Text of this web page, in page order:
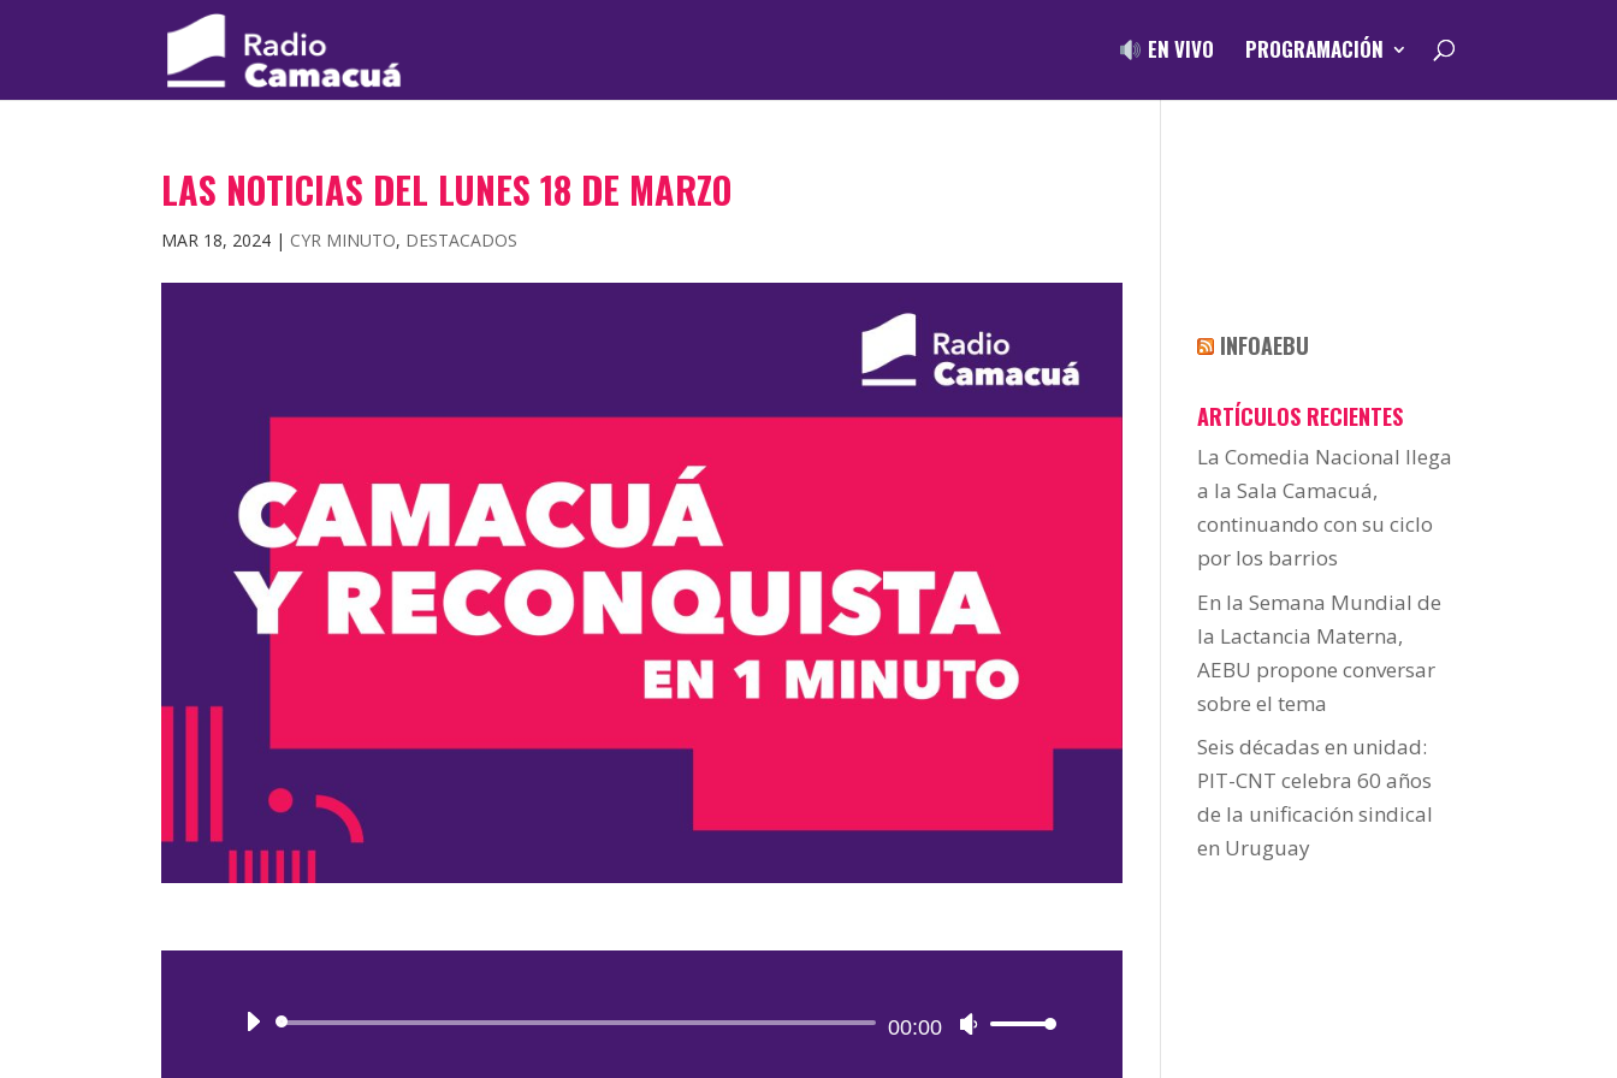
EN VIVO PROGRAMACIÓN
LAS NOTICIAS DEL LUNES 18 DE MARZO
MAR 18, 2024 | CYR MINUTO, DESTACADOS
Reproductor
00:00
Utiliza
INFOAEBU
ARTÍCULOS RECIENTES
La Comedia Nacional llega
a la Sala Camacuá,
continuando con su ciclo
por los barrios
En la Semana Mundial de
la Lactancia Materna,
AEBU propone conversar
sobre el tema
Seis décadas en unidad:
PIT-CNT celebra 60 años
de la unificación sindical
en Uruguay